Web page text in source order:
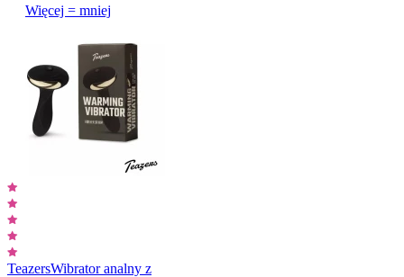
Więcej = mniej
TeazersWibrator analny z